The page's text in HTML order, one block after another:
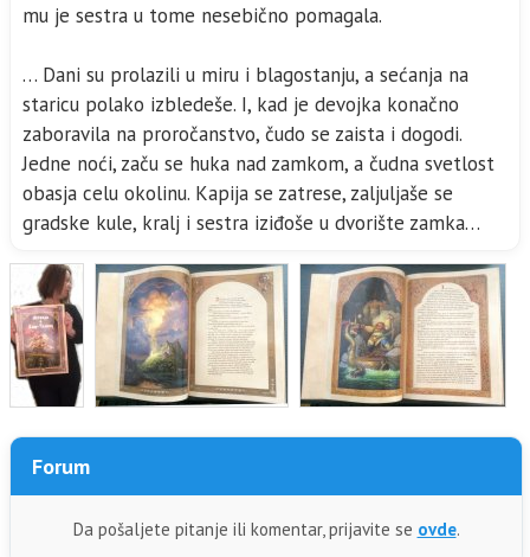
mu je sestra u tome nesebično pomagala.
… Dani su prolazili u miru i blagostanju, a sećanja na
staricu polako izbledeše. I, kad je devojka konačno
zaboravila na proročanstvo, čudo se zaista i dogodi.
Jedne noći, začu se huka nad zamkom, a čudna svetlost
obasja celu okolinu. Kapija se zatrese, zaljuljaše se
gradske kule, kralj i sestra iziđoše u dvorište zamka…
Forum
Da pošaljete pitanje ili komentar, prijavite se ovde.